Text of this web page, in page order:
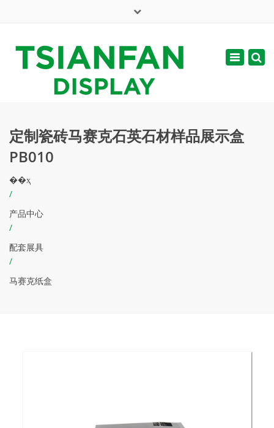
周一 - 周六: 7:00 - 17:00
Toggle
定制瓷砖马赛克石英石材样品展示盒
PB010
��ҳ
/
产品中心
/
配套展具
/
马赛克纸盒